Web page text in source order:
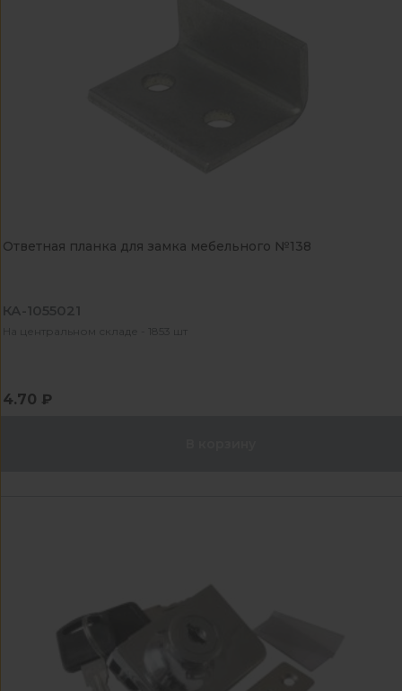
Ответная планка для замка мебельного №138
КА-1055021
На центральном складе - 1853 шт
4.70 ₽